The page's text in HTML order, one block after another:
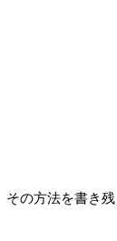
その方法を書き残